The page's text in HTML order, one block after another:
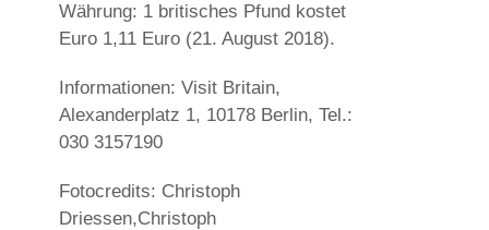
Währung: 1 britisches Pfund kostet
Euro 1,11 Euro (21. August 2018).
Informationen: Visit Britain,
Alexanderplatz 1, 10178 Berlin, Tel.:
030 3157190
Fotocredits: Christoph
Driessen,Christoph